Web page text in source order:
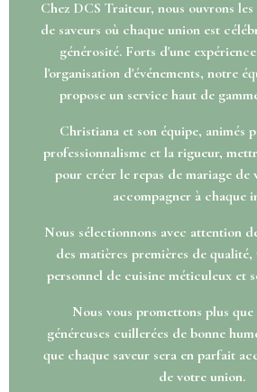
Chez DCS Traiteur, nous ouvrons
de saveurs où chaque union est
générosité. Forts d'une
l'organisation d'événements, notre
propose un service haut de
Christiana et son équipe, animés
professionnalisme et la rigueur,
pour créer le repas de mariage de
accompagner à chaque
Nous sélectionnons avec attention
des matières premières de
personnel de cuisine méticuleux et
Nous vous promettons plus
généreuses cuillerées de bonne
que chaque saveur sera en parfait
de votre union.